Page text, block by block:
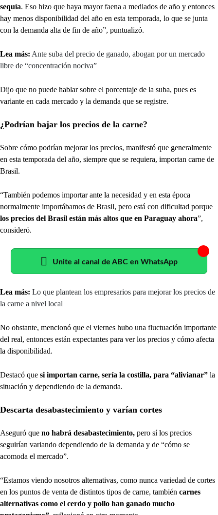
sequía. Eso hizo que haya mayor faena a mediados de año y entonces
hay menos disponibilidad del año en esta temporada, lo que se junta
con la demanda alta de fin de año”, puntualizó.
Lea más: Ante suba del precio de ganado, abogan por un mercado
libre de “concentración nociva”
Dijo que no puede hablar sobre el porcentaje de la suba, pues es
variante en cada mercado y la demanda que se registre.
¿Podrían bajar los precios de la carne?
Sobre cómo podrían mejorar los precios, manifestó que generalmente
en esta temporada del año, siempre que se requiera, importan carne de
Brasil.
“También podemos importar ante la necesidad y en esta época
normalmente importábamos de Brasil, pero está con dificultad porque
los precios del Brasil están más altos que en Paraguay ahora”,
consideró.
Unite al canal de ABC en WhatsApp
Lea más: Lo que plantean los empresarios para mejorar los precios de
la carne a nivel local
No obstante, mencionó que el viernes hubo una fluctuación importante
del real, entonces están expectantes para ver los precios y cómo afecta
la disponibilidad.
Destacó que si importan carne, sería la costilla, para “alivianar” la
situación y dependiendo de la demanda.
Descarta desabastecimiento y varían cortes
Aseguró que no habrá desabastecimiento, pero sí los precios
seguirían variando dependiendo de la demanda y de “cómo se
acomoda el mercado”.
“Estamos viendo nosotros alternativas, como nunca variedad de cortes
en los puntos de venta de distintos tipos de carne, también carnes
alternativas como el cerdo y pollo han ganado mucho